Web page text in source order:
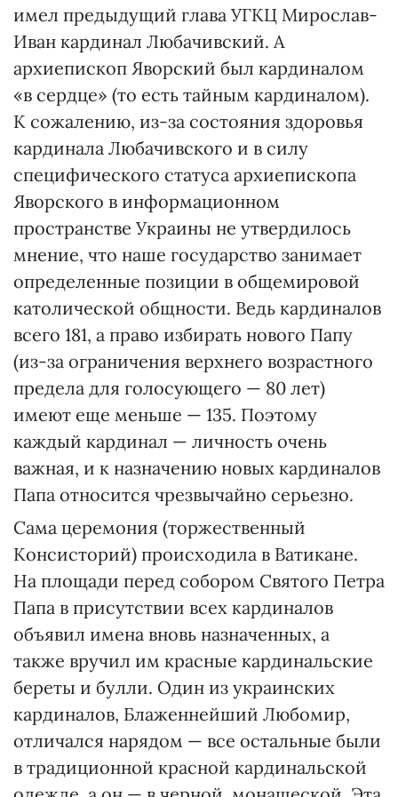
имел предыдущий глава УГКЦ Мирослав-
Иван кардинал Любачивский. А
архиепископ Яворский был кардиналом
«в сердце» (то есть тайным кардиналом).
К сожалению, из-за состояния здоровья
кардинала Любачивского и в силу
специфического статуса архиепископа
Яворского в информационном
пространстве Украины не утвердилось
мнение, что наше государство занимает
определенные позиции в общемировой
католической общности. Ведь кардиналов
всего 181, а право избирать нового Папу
(из-за ограничения верхнего возрастного
предела для голосующего — 80 лет)
имеют еще меньше — 135. Поэтому
каждый кардинал — личность очень
важная, и к назначению новых кардиналов
Папа относится чрезвычайно серьезно.
Сама церемония (торжественный
Консисторий) происходила в Ватикане.
На площади перед собором Святого Петра
Папа в присутствии всех кардиналов
объявил имена вновь назначенных, а
также вручил им красные кардинальские
береты и булли. Один из украинских
кардиналов, Блаженнейший Любомир,
отличался нарядом — все остальные были
в традиционной красной кардинальской